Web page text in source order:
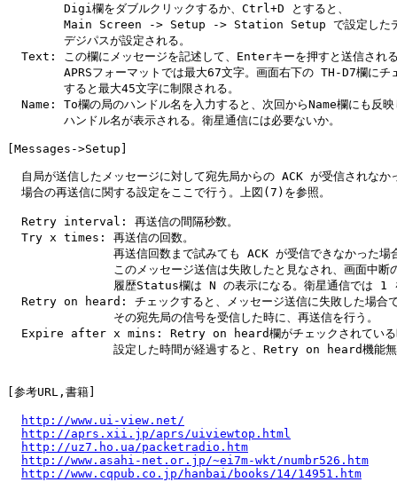
        Digi欄をダブルクリックするか、Ctrl+D とすると、
Main Screen -> Setup -> Station Setup で設定したデ
        デジパスが設定される。
Text: この欄にメッセージを記述して、Enterキーを押すと送信され
APRSフォーマットでは最大67文字。画面右下の TH-D7欄にチ
        すると最大45文字に制限される。
Name: To欄の局のハンドル名を入力すると、次回からName欄にも反映
        ハンドル名が表示される。衛星通信には必要ないか。
[Messages->Setup]
自局が送信したメッセージに対して宛先局からの ACK が受信されなか
  場合の再送信に関する設定をここで行う。上図(7)を参照。
  Retry interval: 再送信の間隔秒数。
  Try x times: 再送信の回数。
再送信回数まで試みても ACK が受信できなかった場
このメッセージ送信は失敗したと見なされ、画面中断
履歴Status欄は N の表示になる。衛星通信では 1
Retry on heard: チェックすると、メッセージ送信に失敗した場合
               その宛先局の信号を受信した時に、再送信を行う。
Expire after x mins: Retry on heard欄がチェックされている
設定した時間が経過すると、Retry on heard機能無
[参考URL,書籍]
http://www.ui-view.net/
http://aprs.xii.jp/aprs/uiviewtop.html
http://uz7.ho.ua/packetradio.htm
http://www.asahi-net.or.jp/~ei7m-wkt/numbr526.htm
http://www.cqpub.co.jp/hanbai/books/14/14951.htm